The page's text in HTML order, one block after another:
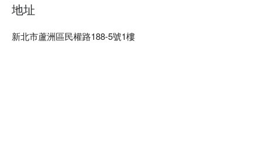
地址
新北市蘆洲區民權路188-5號1樓